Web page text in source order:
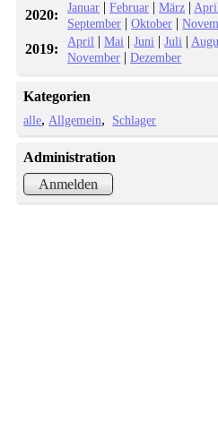
2020: Januar |Februar |März |
September |Oktober |
2019: April |Mai |Juni |Juli |
November |Dezember
Kategorien
alle Allgemein Schlager
Administration
Anmelden